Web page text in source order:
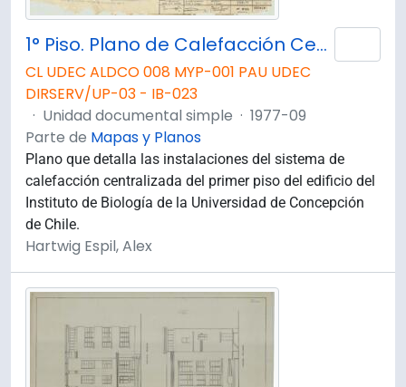
1° Piso. Plano de Calefacción Central. D109
CL UDEC ALDCO 008 MYP-001 PAU UDEC
DIRSERV/UP-03 - IB-023
· Unidad documental simple · 1977-09
Parte de Mapas y Planos
Plano que detalla las instalaciones del sistema de
calefacción centralizada del primer piso del edificio del
Instituto de Biología de la Universidad de Concepción
de Chile.
Hartwig Espil, Alex